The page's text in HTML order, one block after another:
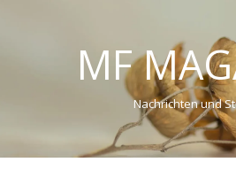
MF
Nachrichten und